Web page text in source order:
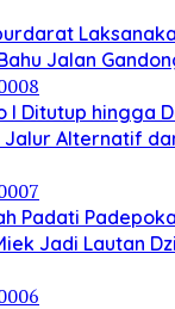
Jalan
I Ditutup hingga
Jalur Alternatif
Padati
Jadi Lautan